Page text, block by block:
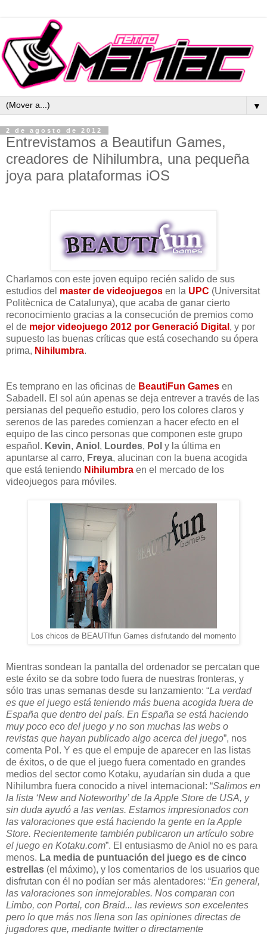
▼
2 de agosto de 2012
Entrevistamos a Beautifun Games,
creadores de Nihilumbra, una pequeña
joya para plataformas iOS
Charlamos con este joven equipo recién salido de sus
estudios del master de videojuegos en la UPC (Universitat
Politècnica de Catalunya), que acaba de ganar cierto
reconocimiento gracias a la consecución de premios como
el de mejor videojuego 2012 por Generació Digital , y por
supuesto las buenas críticas que está cosechando su ópera
prima, Nihilumbra.
Es temprano en las oficinas de BeautiFun Games en
Sabadell. El sol aún apenas se deja entrever a través de las
persianas del pequeño estudio, pero los colores claros y
serenos de las paredes comienzan a hacer efecto en el
equipo de las cinco personas que componen este grupo
español. Kevin, Aniol , Lourdes, Pol y la última en
apuntarse al carro, Freya, alucinan con la buena acogida
que está teniendo Nihilumbra en el mercado de los
videojuegos para móviles.
Los chicos de BEAUTIfun Games disfrutando del momento
Mientras sondean la pantalla del ordenador se percatan que
este éxito se da sobre todo fuera de nuestras fronteras, y
sólo tras unas semanas desde su lanzamiento: “La verdad
es que el juego está teniendo más buena acogida fuera de
España que dentro del país. En España se está haciendo
muy poco eco del juego y no son muchas las webs o
revistas que hayan publicado algo acerca del juego”, nos
comenta Pol. Y es que el empuje de aparecer en las listas
de éxitos, o de que el juego fuera comentado en grandes
medios del sector como Kotaku, ayudarían sin duda a que
Nihilumbra fuera conocido a nivel internacional: “Salimos en
la lista ‘New and Noteworthy’ de la Apple Store de USA, y
sin duda ayudó a las ventas. Estamos impresionados con
las valoraciones que está haciendo la gente en la Apple
Store. Recientemente también publicaron un artículo sobre
el juego en Kotaku.com”. El entusiasmo de Aniol no es para
menos. La media de puntuación del juego es de cinco
estrellas (el máximo), y los comentarios de los usuarios que
disfrutan con él no podían ser más alentadores: “En general,
las valoraciones son inmejorables. Nos comparan con
Limbo, con Portal, con Braid... las reviews son excelentes
pero lo que más nos llena son las opiniones directas de
jugadores que, mediante twitter o directamente